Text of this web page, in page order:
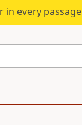
in every